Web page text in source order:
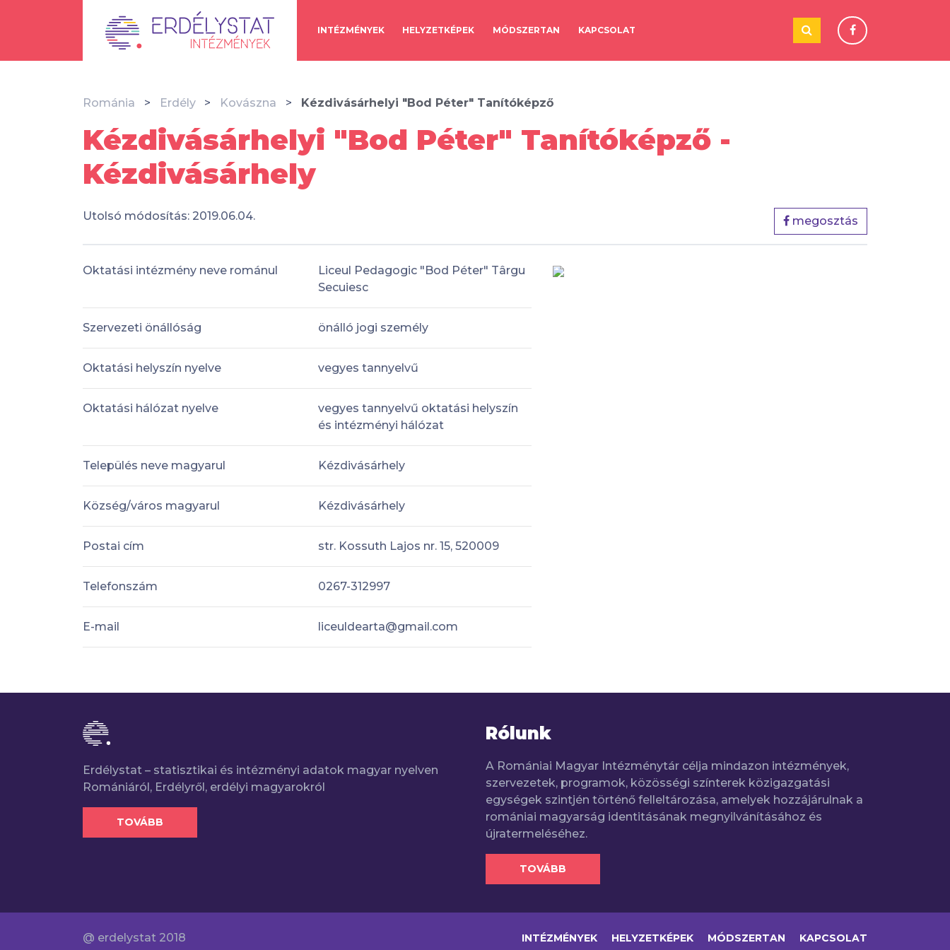
INTÉZMÉNYEK HELYZETKÉPEK MÓDSZERTAN KAPCSOLAT
Románia Erdély Kovászna Kézdivásárhelyi "Bod Péter" Tanítóképző
Kézdivásárhelyi "Bod Péter" Tanítóképző -
Kézdivásárhely
Utolsó módosítás: 2019.06.04. megosztás
Oktatási intézmény neve románul
Liceul Pedagogic "Bod Péter" Târgu
Secuiesc
Szervezeti önállóság önálló jogi személy
Oktatási helyszín nyelve vegyes tannyelvű
Oktatási hálózat nyelve
vegyes tannyelvű oktatási helyszín
és intézményi hálózat
Település neve magyarul Kézdivásárhely
Község/város magyarul Kézdivásárhely
Postai cím str. Kossuth Lajos nr. 15, 520009
Telefonszám 0267-312997
E-mail liceuldearta@gmail.com
Erdélystat – statisztikai és intézményi adatok magyar nyelven
Romániáról, Erdélyről, erdélyi magyarokról
TOVÁBB
Rólunk
A Romániai Magyar Intézménytár célja mindazon intézmények,
szervezetek, programok, közösségi színterek közigazgatási
egységek szintjén történő felleltározása, amelyek hozzájárulnak a
romániai magyarság identitásának megnyilvánításához és
újratermeléséhez.
TOVÁBB
@ erdelystat 2018 INTÉZMÉNYEK HELYZETKÉPEK MÓDSZERTAN KAPCSOLAT